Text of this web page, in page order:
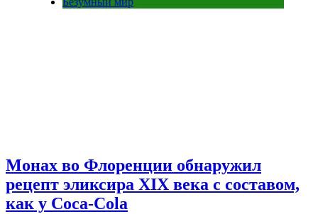
Монах во Флоренции обнаружил
рецепт эликсира XIX века с составом,
как у Coca-Cola